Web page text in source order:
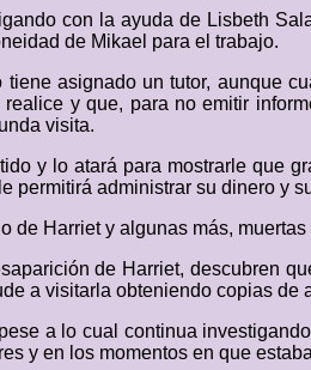
con la ayuda de Lisbeth
de Mikael para el trabajo.
asignado un tutor, aunque
y que, para no emitir
visita.
y lo atará para mostrarle que
permitirá administrar su dinero y
de Harriet y algunas más,
de Harriet, descubren
a visitarla obteniendo copias
a lo cual continua
y en los momentos en que